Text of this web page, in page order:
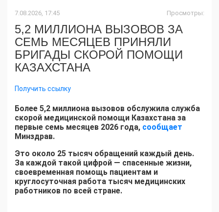
7.08.2026, 17:45 Просмотры:
5,2 МИЛЛИОНА ВЫЗОВОВ ЗА
СЕМЬ МЕСЯЦЕВ ПРИНЯЛИ
БРИГАДЫ СКОРОЙ ПОМОЩИ
КАЗАХСТАНА
Получить ссылку
Более 5,2 миллиона вызовов обслужила служба
скорой медицинской помощи Казахстана за
первые семь месяцев 2026 года, сообщает
Минздрав.
Это около 25 тысяч обращений каждый день.
За каждой такой цифрой — спасенные жизни,
своевременная помощь пациентам и
круглосуточная работа тысяч медицинских
работников по всей стране.